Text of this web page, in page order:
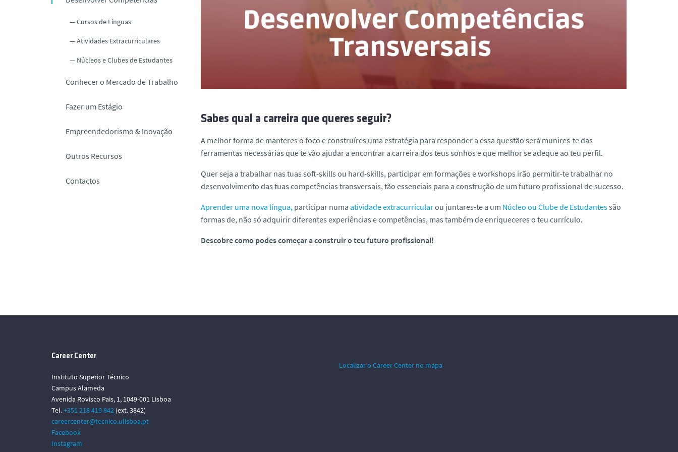
Cursos de Línguas
Atividades Extracurriculares
Núcleos e Clubes de Estudantes
Conhecer o Mercado de Trabalho
Fazer um Estágio
Empreendedorismo & Inovação
Outros Recursos
Contactos
Sabes qual a carreira que queres seguir?
A melhor forma de manteres o foco e construíres uma estratégia para responder a essa questão será munires-te das
ferramentas necessárias que te vão ajudar a encontrar a carreira dos teus sonhos e que melhor se adeque ao teu perfil.
Quer seja a trabalhar nas tuas soft-skills ou hard-skills, participar em formações e workshops irão permitir-te trabalhar no
desenvolvimento das tuas competências transversais, tão essenciais para a construção de um futuro profissional de sucesso.
Aprender uma nova língua, participar numa atividade extracurricularou juntares-te a um Núcleo ou Clube de Estudantessão
formas de, não só adquirir diferentes experiências e competências, mas também de enriqueceres o teu currículo.
Descobre como podes começar a construir o teu futuro profissional!
Career Center
Instituto Superior Técnico
Campus Alameda
Avenida Rovisco Pais, 1, 1049-001 Lisboa
Tel.+351 218 419 842 (ext. 3842)
careercenter@tecnico.ulisboa.pt
Facebook
Instagram
Localizar o Career Center no mapa